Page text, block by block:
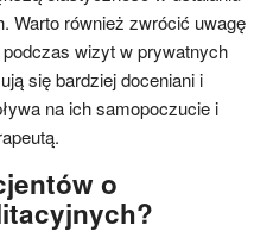
Warto również zwrócić uwagę
wizyt w prywatnych
się bardziej doceniani i
na ich samopoczucie i
o